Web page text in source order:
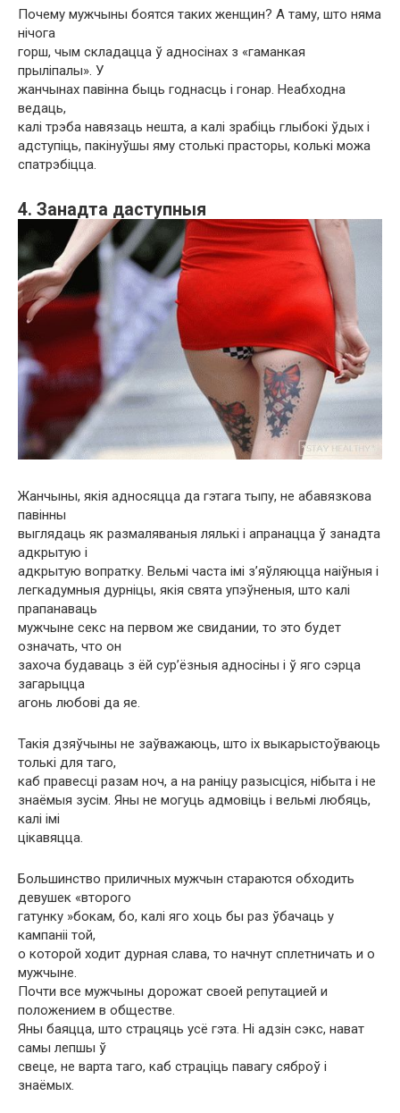
Почему мужчыны боятся таких женщин? А таму, што няма
нічога
горш, чым складацца ў адносінах з «гаманкая
прыліпалы». У
жанчынах павінна быць годнасць і гонар. Неабходна
ведаць,
калі трэба навязаць нешта, а калі зрабіць глыбокі ўдых і
адступіць, пакінуўшы яму столькі прасторы, колькі можа
спатрэбіцца.
4. Занадта даступныя
Жанчыны, якія адносяцца да гэтага тыпу, не абавязкова
павінны
выглядаць як размаляваныя лялькі і апранацца ў занадта
адкрытую і
адкрытую вопратку. Вельмі часта імі з’яўляюцца наіўныя і
легкадумныя дурніцы, якія свята упэўненыя, што калі
прапанаваць
мужчыне секс на первом же свидании, то это будет
означать, что он
захоча будаваць з ёй сур’ёзныя адносіны і ў яго сэрца
загарыцца
агонь любові да яе.
Такія дзяўчыны не заўважаюць, што іх выкарыстоўваюць
толькі для таго,
каб правесці разам ноч, а на раніцу разысціся, нібыта і не
знаёмыя зусім. Яны не могуць адмовіць і вельмі любяць,
калі імі
цікавяцца.
Большинство приличных мужчын стараются обходить
девушек «второго
гатунку »бокам, бо, калі яго хоць бы раз ўбачаць у
кампаніі той,
о которой ходит дурная слава, то начнут сплетничать и о
мужчыне.
Почти все мужчыны дорожат своей репутацией и
положением в обществе.
Яны баяцца, што страцяць усё гэта. Ні адзін сэкс, нават
самы лепшы ў
свеце, не варта таго, каб страціць павагу сяброў і
знаёмых.